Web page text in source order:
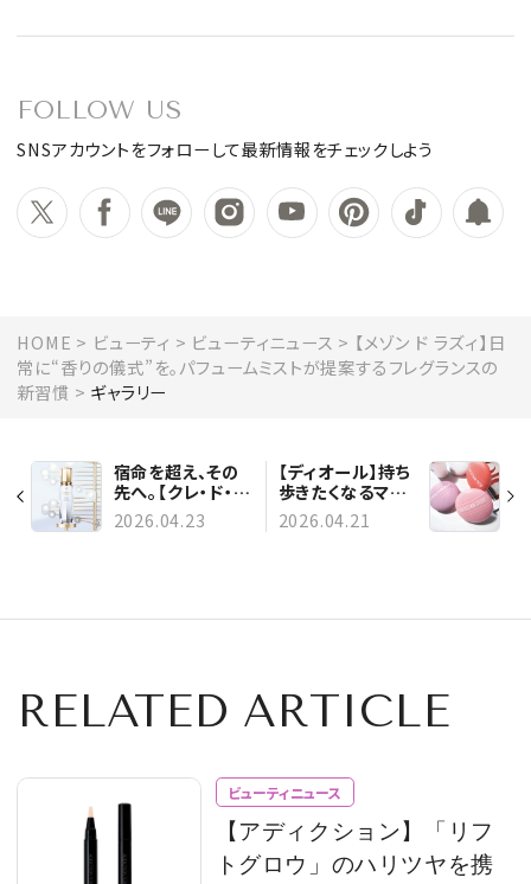
FOLLOW US
SNSアカウントをフォローして最新情報をチェックしよう
HOME ビューティ ビューティニュース
【メゾン ド ラズィ】日
常に“香りの儀式”を。パフュームミストが提案するフレグランスの
新習慣
ギャラリー
宿命を超え、その
先へ。【クレ・ド・ポ
ー ボーテ】新美白
美容液が示すブラ
2026.04.23
【ディオール】持ち
歩きたくなるマル
チクリーム、「ル
ボーム」が限定デ
2026.04.21
RELATED ARTICLE
ビューティニュース
【アディクション】「リフ
トグロウ」のハリツヤを携